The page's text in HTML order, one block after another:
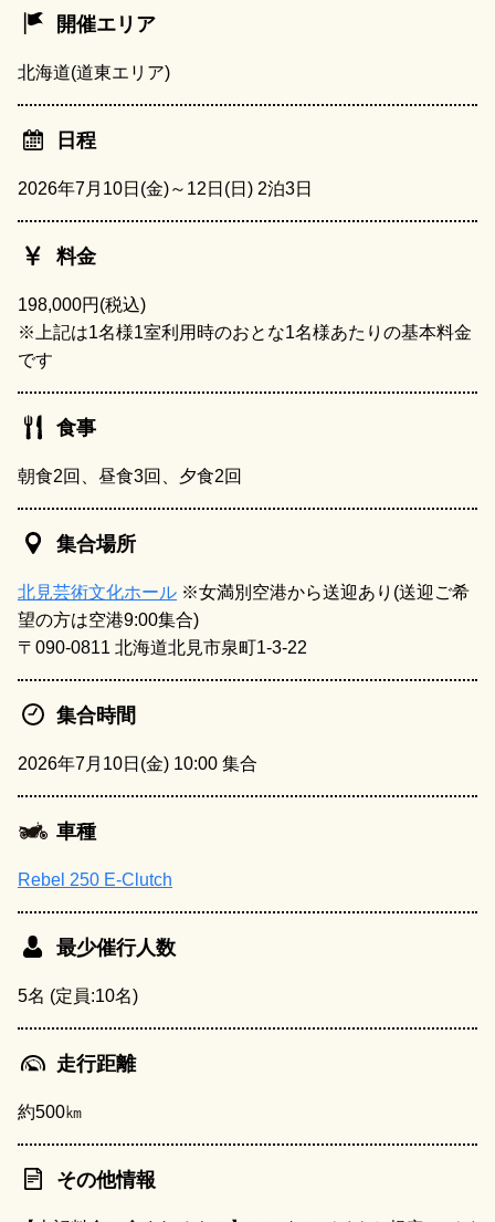
開催エリア
北海道(道東エリア)
日程
2026年7月10日(金)～12日(日) 2泊3日
料金
198,000円(税込)
※上記は1名様1室利用時のおとな1名様あたりの基本料金
です
食事
朝食2回、昼食3回、夕食2回
集合場所
北見芸術文化ホール ※女満別空港から送迎あり(送迎ご希
望の方は空港9:00集合)
〒090-0811 北海道北見市泉町1-3-22
集合時間
2026年7月10日(金) 10:00 集合
車種
Rebel 250 E-Clutch
最少催行人数
5名 (定員:10名)
走行距離
約500㎞
その他情報